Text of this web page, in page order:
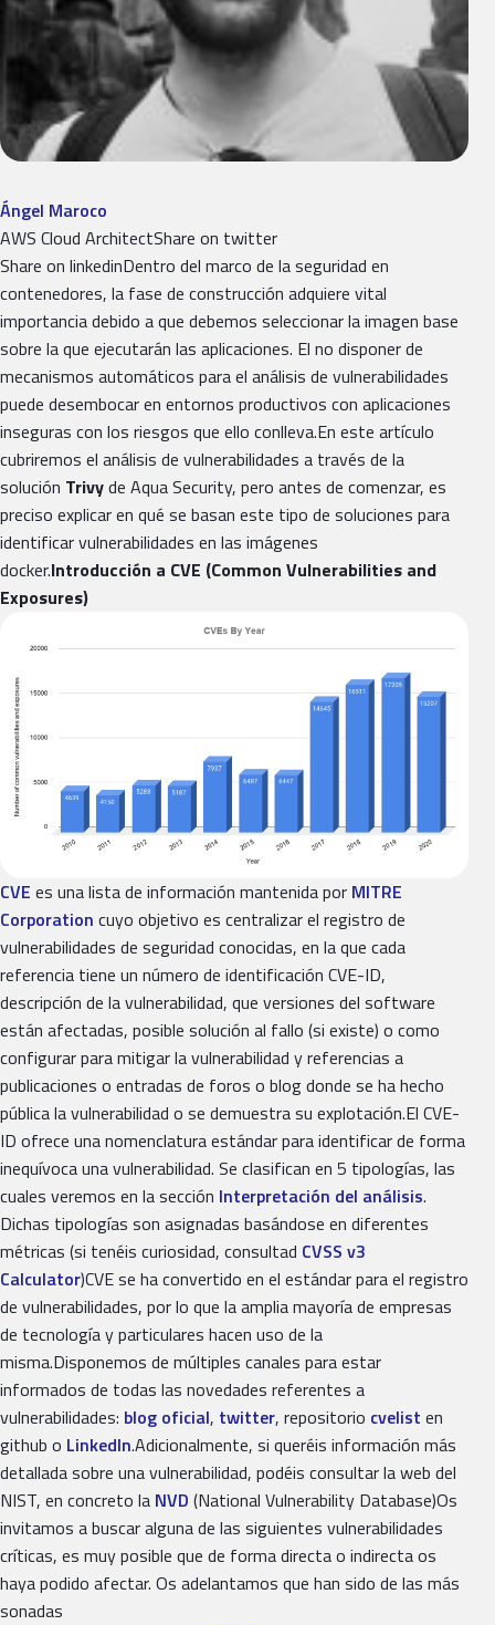
Ángel Maroco
AWS Cloud ArchitectShare on twitter
Share on linkedinDentro del marco de la seguridad en
contenedores, la fase de construcción adquiere vital
importancia debido a que debemos seleccionar la imagen base
sobre la que ejecutarán las aplicaciones. El no disponer de
mecanismos automáticos para el análisis de vulnerabilidades
puede desembocar en entornos productivos con aplicaciones
inseguras con los riesgos que ello conlleva.En este artículo
cubriremos el análisis de vulnerabilidades a través de la
solución Trivyde Aqua Security, pero antes de comenzar, es
preciso explicar en qué se basan este tipo de soluciones para
identificar vulnerabilidades en las imágenes
docker.Introducción a CVE (Common Vulnerabilities and
Exposures)
CVE es una lista de información mantenida por MITRE
Corporation cuyo objetivo es centralizar el registro de
vulnerabilidades de seguridad conocidas, en la que cada
referencia tiene un número de identificación CVE-ID,
descripción de la vulnerabilidad, que versiones del software
están afectadas, posible solución al fallo (si existe) o como
configurar para mitigar la vulnerabilidad y referencias a
publicaciones o entradas de foros o blog donde se ha hecho
pública la vulnerabilidad o se demuestra su explotación.El CVE-
ID ofrece una nomenclatura estándar para identificar de forma
inequívoca una vulnerabilidad. Se clasifican en 5 tipologías, las
cuales veremos en la sección Interpretación del análisis.
Dichas tipologías son asignadas basándose en diferentes
métricas (si tenéis curiosidad, consultad CVSS v3
Calculator)CVE se ha convertido en el estándar para el registro
de vulnerabilidades, por lo que la amplia mayoría de empresas
de tecnología y particulares hacen uso de la
misma.Disponemos de múltiples canales para estar
informados de todas las novedades referentes a
vulnerabilidades: blog oficial, twitter, repositorio cvelist en
github o LinkedIn.Adicionalmente, si queréis información más
detallada sobre una vulnerabilidad, podéis consultar la web del
NIST, en concreto la NVD (National Vulnerability Database)Os
invitamos a buscar alguna de las siguientes vulnerabilidades
críticas, es muy posible que de forma directa o indirecta os
haya podido afectar. Os adelantamos que han sido de las más
sonadas